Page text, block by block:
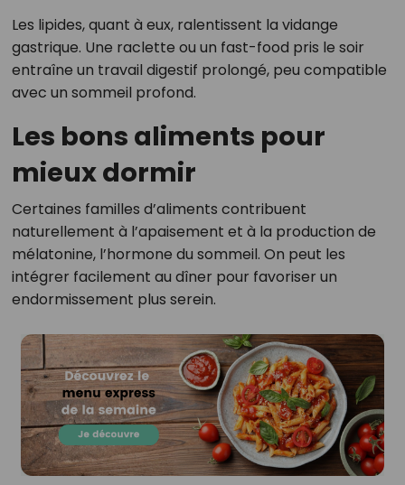
Les lipides, quant à eux, ralentissent la vidange
gastrique. Une raclette ou un fast-food pris le soir
entraîne un travail digestif prolongé, peu compatible
avec un sommeil profond.
Les bons aliments pour
mieux dormir
Certaines familles d’aliments contribuent
naturellement à l’apaisement et à la production de
mélatonine, l’hormone du sommeil. On peut les
intégrer facilement au dîner pour favoriser un
endormissement plus serein.